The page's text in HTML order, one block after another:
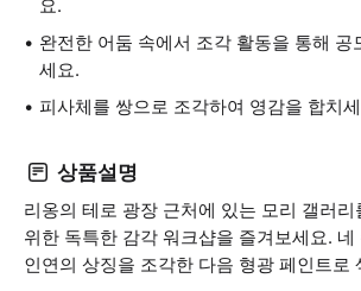
요.
완전한 어둠 속에서 조각 활동을 통해 공
세요.
피사체를 쌍으로 조각하여 영감을 합치
상품설명
리옹의 테로 광장 근처에 있는 모리 갤러
위한 독특한 감각 워크샵을 즐겨보세요.
인연의 상징을 조각한 다음 형광 페인트로